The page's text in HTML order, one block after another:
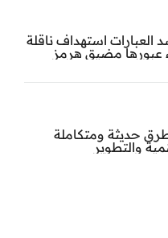
العبارات استهداف ناقلة
عبورها مضيق هرمز
حديثة ومتكاملة
والتطوير